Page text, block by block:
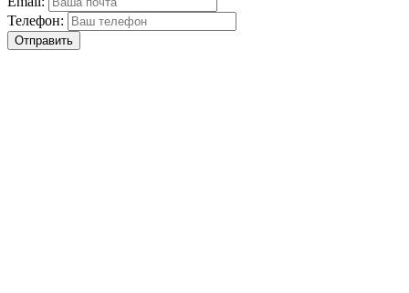
Телефон:
Отправить